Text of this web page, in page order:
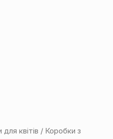
квітів / Коробки з